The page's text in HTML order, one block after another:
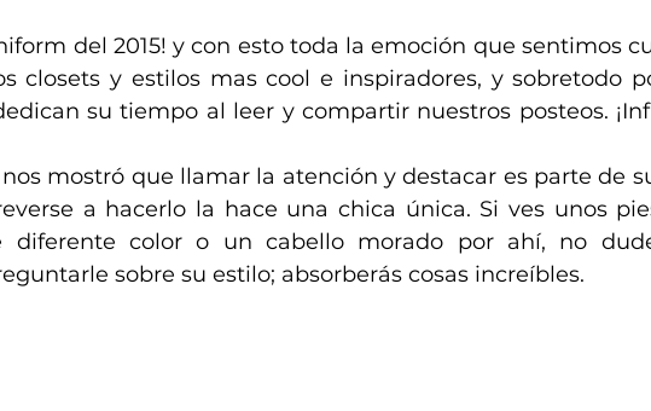
del 2015! y con esto toda la emoción que sentimos
closets y estilos mas cool e inspiradores, y sobretodo
su tiempo al leer y compartir nuestros posteos.
nos mostró que llamar la atención y destacar es parte de
a hacerlo la hace una chica única. Si ves unos
diferente color o un cabello morado por ahí, no
sobre su estilo; absorberás cosas increíbles.